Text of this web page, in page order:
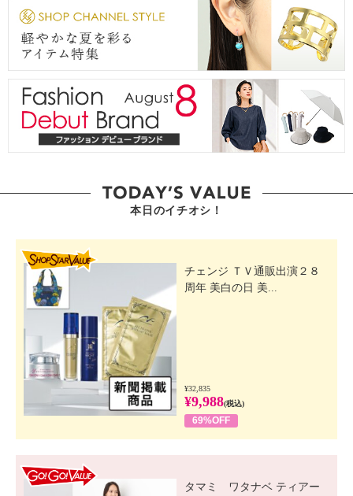
本日のイチオシ！
チェンジ ＴＶ通販出演２８
周年 美白の日 美...
¥32,835
¥9,988(税込)
69%OFF
タマミ ワタナベ ティアー